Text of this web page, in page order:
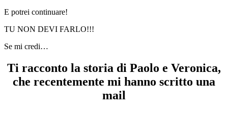
E potrei continuare!
TU NON DEVI FARLO!!!
Se mi credi…
Ti racconto la storia di Paolo e Veronica,
che recentemente mi hanno scritto una
mail